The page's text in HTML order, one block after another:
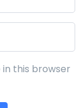
in this browser